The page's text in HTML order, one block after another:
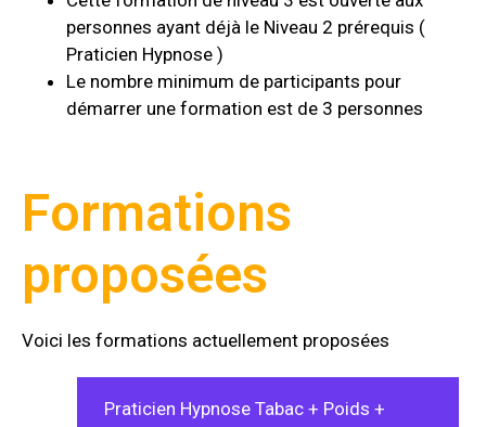
personnes ayant déjà le Niveau 2 prérequis (
Praticien Hypnose )
Le nombre minimum de participants pour
démarrer une formation est de 3 personnes
Formations
proposées
Voici les formations actuellement proposées
Praticien Hypnose Tabac + Poids +